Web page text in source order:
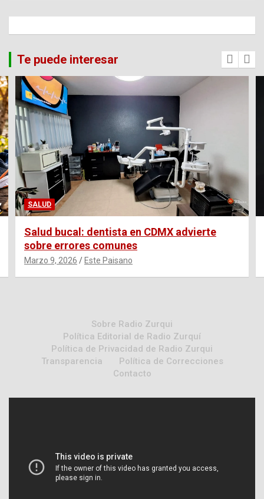
Te puede interesar
SALUD
Salud bucal: dentista en CDMX advierte
sobre errores comunes
Marzo 9, 2026 Este Paisano
Sobre Radio Zurqui
Política Editorial de Radio Zurquí
Política de Privacidad de Radio Zurqui
Transparencia
Política de Correcciones
Contacto